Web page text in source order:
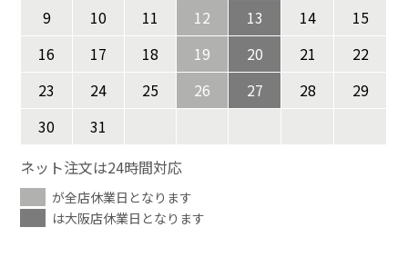
9
10 11 12 13 14
15
16
17 18 19 20 21
22
23
24 25 26 27 28
29
30
31
ネット注文は24時間対応
が全店休業日となります
は大阪店休業日となります